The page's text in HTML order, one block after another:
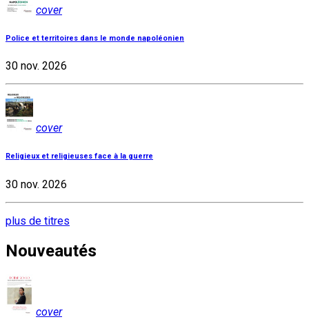
cover
Police et territoires dans le monde napoléonien
30 nov. 2026
cover
Religieux et religieuses face à la guerre
30 nov. 2026
plus de titres
Nouveautés
cover